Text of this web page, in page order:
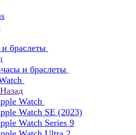
браслеты
и браслеты
Назад
Watch
Watch SE (2023)
Watch Series 9